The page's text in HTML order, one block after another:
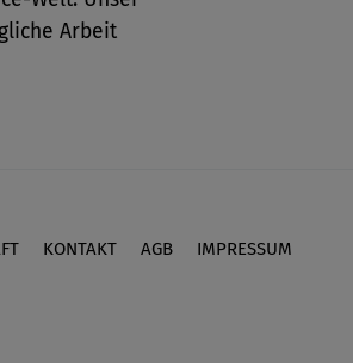
Arbeit
KONTAKT AGB IMPRESSUM